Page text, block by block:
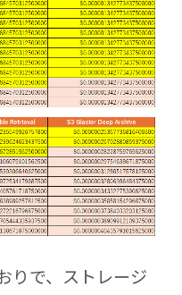
りで、ストレージ